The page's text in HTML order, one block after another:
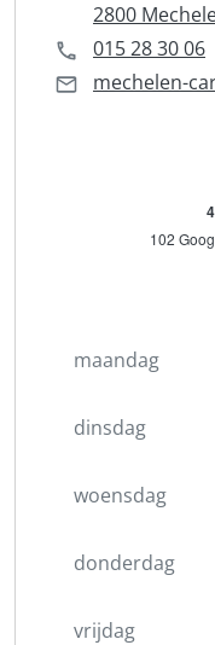
2800
015 28 30 06
mechelen-
maandag
dinsdag
woensdag
donderdag
vrijdag